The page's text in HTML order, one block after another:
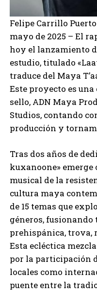
Felipe Carrillo
mayo de 2025 – El
hoy el lanzamiento
estudio, titulado
traduce del Maya
Este proyecto es
sello, ADN Maya
Studios, contando
producción y
Tras dos años de
kuxanoone»
musical de la
cultura maya
de 15 temas que
géneros, fusionando
prehispánica, trova,
Esta ecléctica
por la participación
locales como
puente entre la